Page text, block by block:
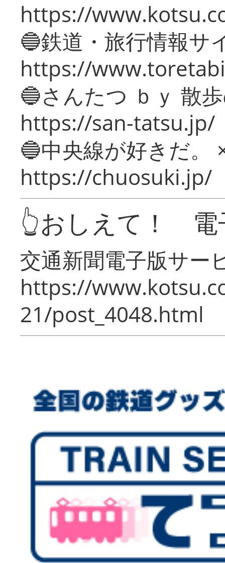
https://
🔵鉄道・旅行情報サ
https://
🔵さんたつ ｂｙ 散
https://san-tatsu.jp/
🔵中央線が好きだ。
https://chuosuki.jp/
👆おしえて！ 電
交通新聞電子版サー
https://
21/post_4048.html